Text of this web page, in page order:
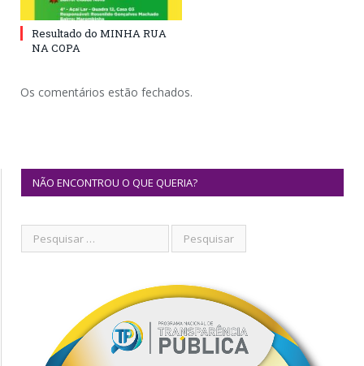
Resultado do MINHA RUA
NA COPA
Os comentários estão fechados.
NÃO ENCONTROU O QUE QUERIA?